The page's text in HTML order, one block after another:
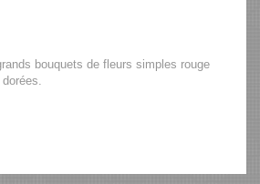
bouquets de fleurs simples rouge